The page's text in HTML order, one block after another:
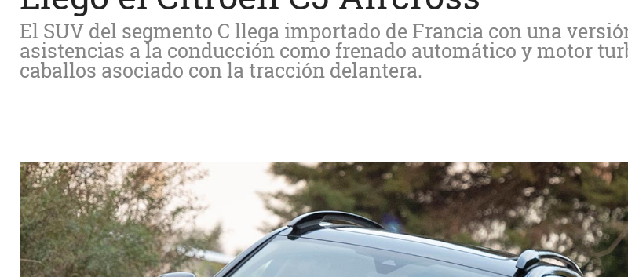
El SUV del segmento C llega importado de Francia con una
asistencias a la conducción como frenado automático y motor
caballos asociado con la tracción delantera.